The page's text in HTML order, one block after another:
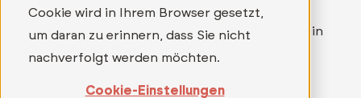
Cookie wird in Ihrem Browser gesetzt,
um daran zu erinnern, dass Sie nicht
nachverfolgt werden möchten.
Cookie-Einstellungen
Umfeld arbeiten möchte, in dem wirklich etwas
bewegt werden kann, findet bei TELEDATA IT ein
mitarbeitergeführtes Unternehmen mit
spannenden Aufgaben und hoher
Eigenverantwortung. Ein Team, das